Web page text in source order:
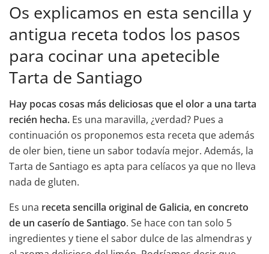
c
e
b
o
o
k
itt
er
at
s
A
p
p
e
gr
a
m
ai
l
k
e
dI
n
m
p
ar
Os explicamos en esta sencilla y
antigua receta todos los pasos
para cocinar una apetecible
Tarta de Santiago
Hay pocas cosas más deliciosas que el olor a una tarta
recién hecha. Es una maravilla, ¿verdad? Pues a
continuación os proponemos esta receta que además
de oler bien, tiene un sabor todavía mejor. Además, la
Tarta de Santiago es apta para celíacos ya que no lleva
nada de gluten.
Es una receta sencilla original de Galicia, en concreto
de un caserío de Santiago. Se hace con tan solo 5
ingredientes y tiene el sabor dulce de las almendras y